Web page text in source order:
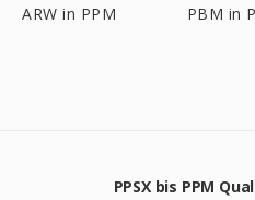
ARW in PPM PBM in
PPSX bis PPM